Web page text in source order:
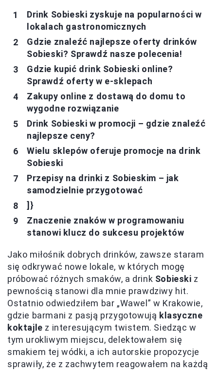
Drink Sobieski zyskuje na popularności w
lokalach gastronomicznych
Gdzie znaleźć najlepsze oferty drinków
Sobieski? Sprawdź nasze polecenia!
Gdzie kupić drink Sobieski online?
Sprawdź oferty w e-sklepach
Zakupy online z dostawą do domu to
wygodne rozwiązanie
Drink Sobieski w promocji – gdzie znaleźć
najlepsze ceny?
Wielu sklepów oferuje promocje na drink
Sobieski
Przepisy na drinki z Sobieskim – jak
samodzielnie przygotować
]}
Znaczenie znaków w programowaniu
stanowi klucz do sukcesu projektów
Jako miłośnik dobrych drinków, zawsze staram
się odkrywać nowe lokale, w których mogę
próbować różnych smaków, a drink Sobieski z
pewnością stanowi dla mnie prawdziwy hit.
Ostatnio odwiedziłem bar „Wawel” w Krakowie,
gdzie barmani z pasją przygotowują klasyczne
koktajle z interesującym twistem. Siedząc w
tym urokliwym miejscu, delektowałem się
smakiem tej wódki, a ich autorskie propozycje
sprawiły, że z zachwytem reagowałem na każdą